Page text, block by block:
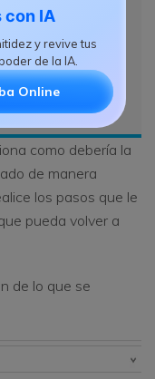
con IA
y revive tus
de la IA.
Online
como debería la
de manera
los pasos que le
pueda volver a
de lo que se